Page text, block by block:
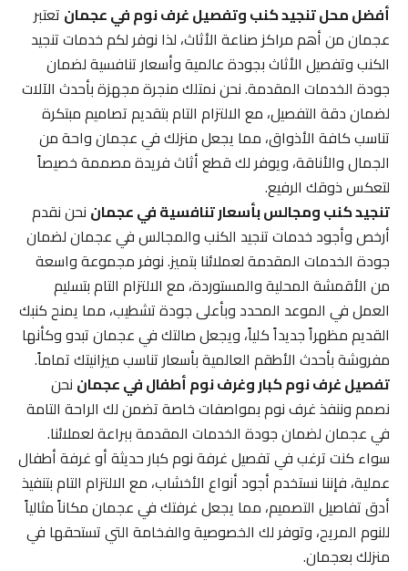
أفضل محل تنجيد كنب وتفصيل غرف نوم في عجمانتعتبر
عجمان من أهم مراكز صناعة الأثاث، لذا نوفر لكم خدمات تنجيد
الكنب وتفصيل الأثاث بجودة عالمية وأسعار تنافسية لضمان
جودة الخدمات المقدمة. نحن نمتلك منجرة مجهزة بأحدث الآلات
لضمان دقة التفصيل، مع الالتزام التام بتقديم تصاميم مبتكرة
تناسب كافة الأذواق، مما يجعل منزلك في عجمان واحة من
الجمال والأناقة، ويوفر لك قطع أثاث فريدة مصممة خصيصاً
لتعكس ذوقك الرفيع.
تنجيد كنب ومجالس بأسعار تنافسية في عجماننحن نقدم
أرخص وأجود خدمات تنجيد الكنب والمجالس في عجمان لضمان
جودة الخدمات المقدمة لعملائنا بتميز. نوفر مجموعة واسعة
من الأقمشة المحلية والمستوردة، مع الالتزام التام بتسليم
العمل في الموعد المحدد وبأعلى جودة تشطيب، مما يمنح كنبك
القديم مظهراً جديداً كلياً، ويجعل صالتك في عجمان تبدو وكأنها
مفروشة بأحدث الأطقم العالمية بأسعار تناسب ميزانيتك تماماً.
تفصيل غرف نوم كبار وغرف نوم أطفال في عجماننحن
نصمم وننفذ غرف نوم بمواصفات خاصة تضمن لك الراحة التامة
في عجمان لضمان جودة الخدمات المقدمة ببراعة لعملائنا.
سواء كنت ترغب في تفصيل غرفة نوم كبار حديثة أو غرفة أطفال
عملية، فإننا نستخدم أجود أنواع الأخشاب، مع الالتزام التام بتنفيذ
أدق تفاصيل التصميم، مما يجعل غرفتك في عجمان مكاناً مثالياً
للنوم المريح، وتوفر لك الخصوصية والفخامة التي تستحقها في
منزلك بعجمان.